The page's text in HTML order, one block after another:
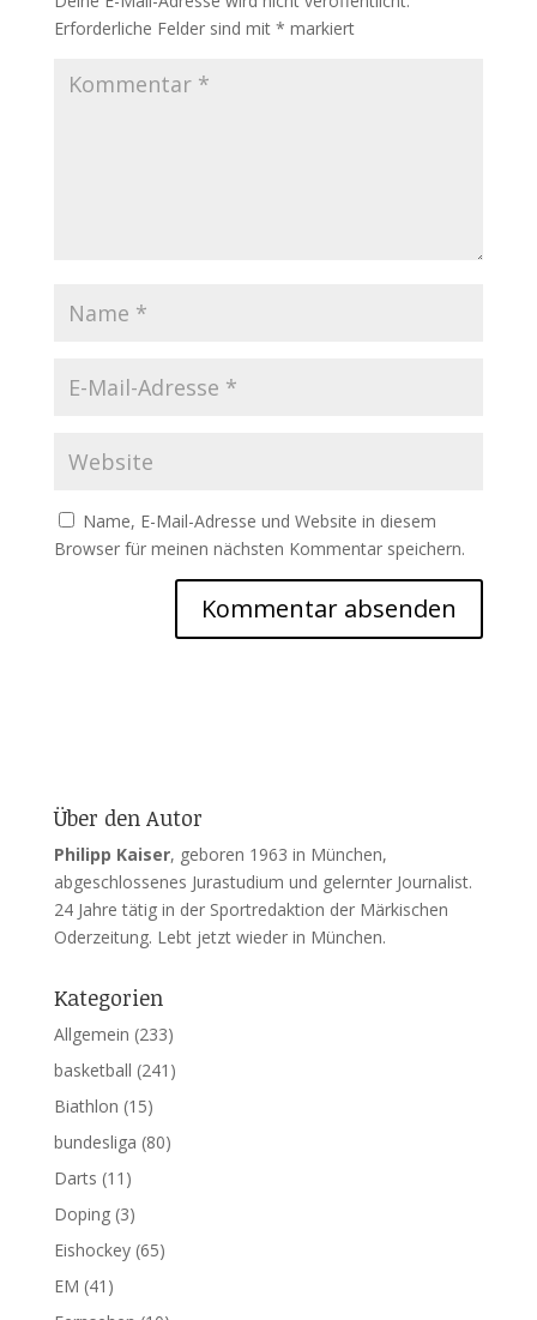
Erforderliche Felder sind mit * markiert
Name, E-Mail-Adresse und Website in diesem
Browser für meinen nächsten Kommentar speichern.
Über den Autor
Philipp Kaiser, geboren 1963 in München,
abgeschlossenes Jurastudium und gelernter Journalist.
24 Jahre tätig in der Sportredaktion der Märkischen
Oderzeitung. Lebt jetzt wieder in München.
Kategorien
Allgemein (233)
basketball (241)
Biathlon (15)
bundesliga (80)
Darts (11)
Doping(3)
Eishockey(65)
EM (41)